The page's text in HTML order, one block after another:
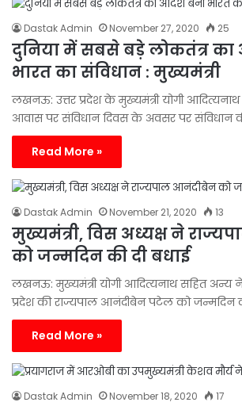
Dastak Admin November 27, 2020 25
दुनिया में सबसे बड़े लोकतंत्र का
भारत का संविधान : मुख्यमंत्री
लखनऊ: उत्तर प्रदेश के मुख्यमंत्री योगी
आवास पर संविधान दिवस के अवसर पर संविधान
Read More »
Dastak Admin November 21, 2020 13
मुख्यमंत्री, विस अध्यक्ष ने
को जन्मदिन की दी बधाई
लखनऊ: मुख्यमंत्री योगी आदित्यनाथ सहित अन्य
प्रदेश की राज्यपाल आनंदीबेन पटेल को जन्मदिन
Read More »
Dastak Admin November 18, 2020 17